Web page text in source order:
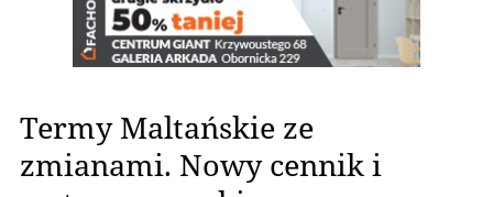
Termy Maltańskie ze
zmianami. Nowy cennik i